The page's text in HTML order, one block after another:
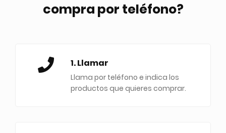
compra por teléfono?
1. Llamar
Llama por teléfono e indica los
productos que quieres comprar.